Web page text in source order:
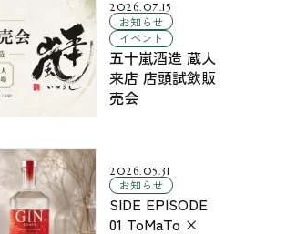
2026.07.15
お知らせ
イベント
五十嵐酒造 蔵人
来店 店頭試飲販
売会
2026.05.31
お知らせ
SIDE EPISODE
01 ToMaTo ×